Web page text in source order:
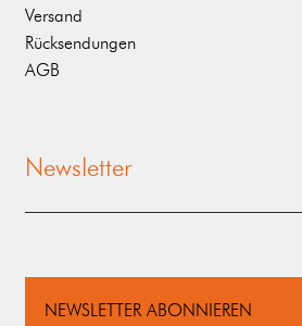
Versand
Rücksendungen
AGB
Newsletter
NEWSLETTER ABONNIEREN